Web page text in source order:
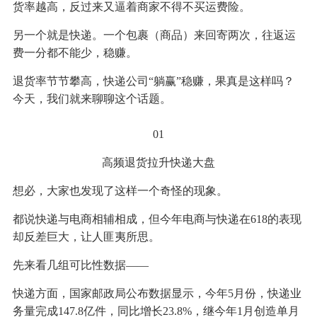
货率越高，反过来又逼着商家不得不买运费险。
另一个就是快递。一个包裹（商品）来回寄两次，往返运
费一分都不能少，稳赚。
退货率节节攀高，快递公司“躺赢”稳赚，果真是这样吗？
今天，我们就来聊聊这个话题。
01
高频退货拉升快递大盘
想必，大家也发现了这样一个奇怪的现象。
都说快递与电商相辅相成，但今年电商与快递在618的表现
却反差巨大，让人匪夷所思。
先来看几组可比性数据——
快递方面，国家邮政局公布数据显示，今年5月份，快递业
务量完成147.8亿件，同比增长23.8%，继今年1月创造单月